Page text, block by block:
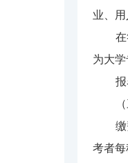
业、用
为大
考者